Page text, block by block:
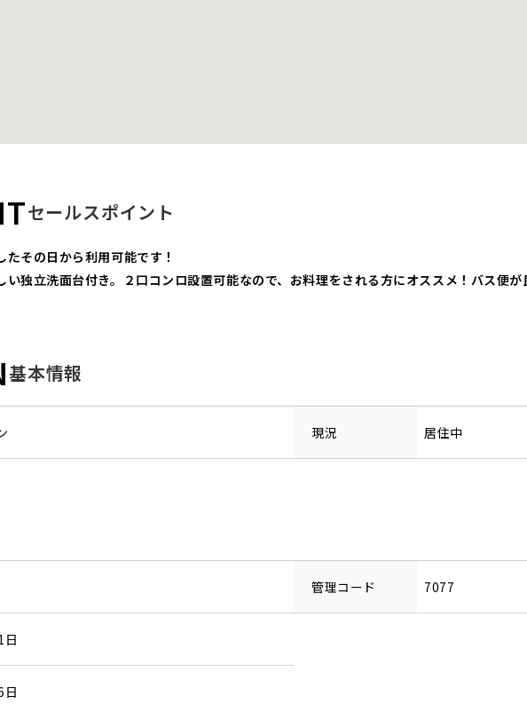
セールスポイント
その日から利用可能です！
独立洗面台付き。２口コンロ設置可能なので、お料理をされる方にオススメ！バス便が
基本情報
現況 居住中
管理コード 7077